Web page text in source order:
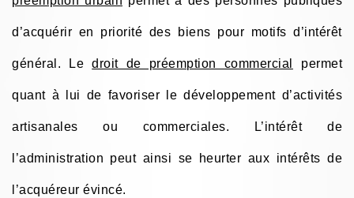
d’acquérir en priorité des biens pour motifs d’intérêt
général. Ledroit de préemption commercial permet
quant à lui de favoriser le développement d’activités
artisanales ou commerciales. L’intérêt de
l’administration peut ainsi se heurter aux intérêts de
l’acquéreur évincé.